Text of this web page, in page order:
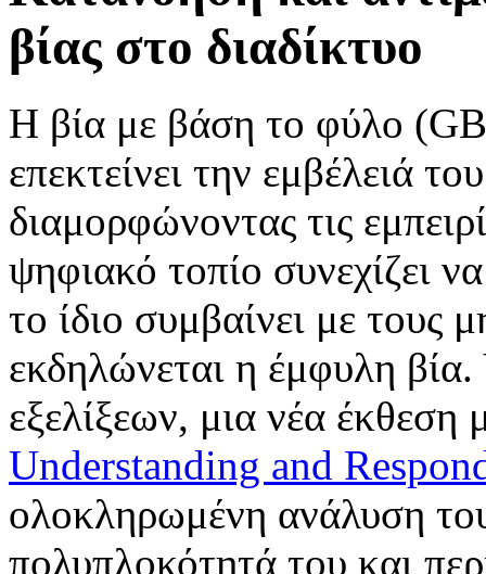
βίας στο διαδίκτυο
Η βία με βάση το φύλο
επεκτείνει την εμβέλειά
διαμορφώνοντας τις
ψηφιακό τοπίο συνεχίζει
το ίδιο συμβαίνει με
εκδηλώνεται η έμφυλη
εξελίξεων, μια νέα έκθεση
Understanding and
ολοκληρωμένη ανάλυση
πολυπλοκότητά του και